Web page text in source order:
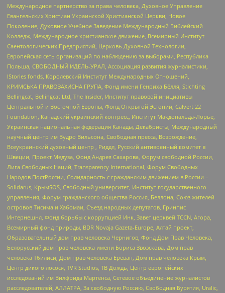
Международное партнерство за права человека, Духовное Управление
Евангельских Христиан Украинской Христианской Церкви, Новое
Поколение, Духовное Учебное Заведение Международный Библейский
Колледж, Международное христианское движение, Всемирный Институт
Саентологических Предприятий, Церковь Духовной Технологии,
Европейская сеть организаций по наблюдению за выборами, Республика
Польша, СВОБОДНЫЙ ИДЕЛЬ-УРАЛ, Ассоциация развития журналистики,
IStories fonds, Королевский Институт Международных Отношений,
КРИМСЬКА ПРАВОЗАХИСНА ГРУПА, Фонд имени Генриха Бёлля, Stichting
Bellingcat, Bellingcat Ltd, The Insider, Институт правовой инициативы
Центральной и Восточной Европы, Фонд Открытой Эстонии, Calvert 22
Foundation, Канадский украинский конгресс, Институт Макдональда-Лорье,
Украинская национальная федерация Канады, Декабристы, Международный
научный центр им Вудро Вильсона, Свободная пресса, Возрождение,
Всеукраинский духовный центр , Риддл, Русский антивоенный комитет в
Швеции, Проект Медуза, Фонд Андрея Сахарова, Форум свободной России,
Лига Свободных Наций, Transparеncy International, Форум Свободных
Народов ПостРоссии, Солидарность с гражданским движением в России –
Solidarus, КрымSOS, Свободный университет, Институт государственного
управления, Форум гражданского общества Россия, Беллона, Союз жителей
островов Тисима и Хабомаи, Съезд народных депутатов, Гринпис
Интернешнл, Фонд борьбы с коррупцией Инк, Завет церквей TCCN, Агора,
Всемирный фонд природы, BDR Novaja Gazeta-Europe, Алтай проект,
Образовательный дом прав человека Чернигов, Фонд Дом Прав Человека,
Белорусский дом прав человека имени Бориса Звозскова, Дом прав
человека Тбилиси, Дом прав человека Ереван, Дом прав человека Крым,
Центр дикого лосося, TVR Studios, ТВ Дождь, Центр европейских
исследований им Вилфрида Мартенса, Сетевое объединение журналистов
расследователей, АЛЛАТРА, За свободную Россию, Свободная Бурятия, Uralic,